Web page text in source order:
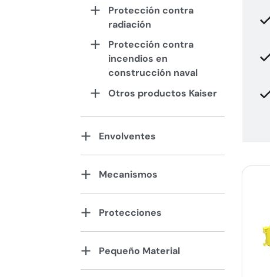
Protección contra
radiación
Protección contra
incendios en
construcción naval
Otros productos Kaiser
Envolventes
Mecanismos
Protecciones
Pequeño Material